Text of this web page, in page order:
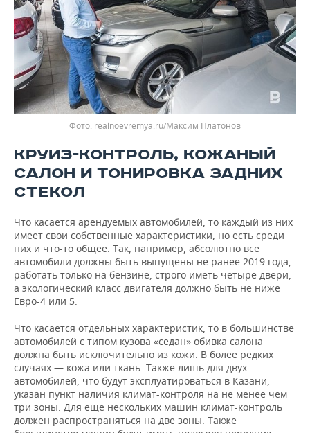
Фото: realnoevremya.ru/Максим Платонов
КРУИЗ-КОНТРОЛЬ, КОЖАНЫЙ
САЛОН И ТОНИРОВКА ЗАДНИХ
СТЕКОЛ
Что касается арендуемых автомобилей, то каждый из них
имеет свои собственные характеристики, но есть среди
них и что-то общее. Так, например, абсолютно все
автомобили должны быть выпущены не ранее 2019 года,
работать только на бензине, строго иметь четыре двери,
а экологический класс двигателя должно быть не ниже
Евро-4 или 5.
Что касается отдельных характеристик, то в большинстве
автомобилей с типом кузова «седан» обивка салона
должна быть исключительно из кожи. В более редких
случаях — кожа или ткань. Также лишь для двух
автомобилей, что будут эксплуатироваться в Казани,
указан пункт наличия климат-контроля на не менее чем
три зоны. Для еще нескольких машин климат-контроль
должен распространяться на две зоны. Также